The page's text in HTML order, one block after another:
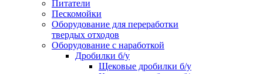
Питатели
Пескомойки
Оборудование для переработки
твердых отходов
Оборудование с наработкой
Дробилки б/у
Щековые дробилки б/у